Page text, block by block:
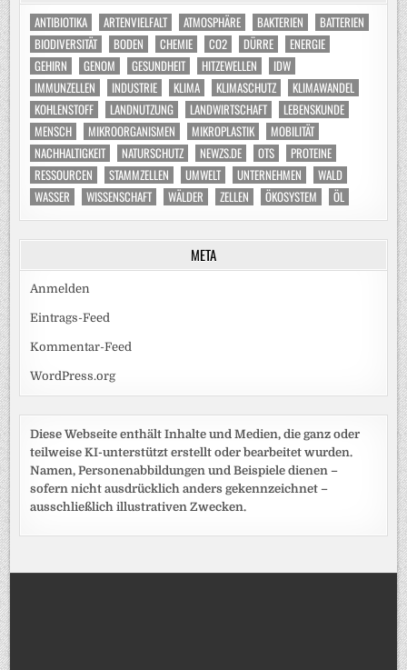
ANTIBIOTIKA ARTENVIELFALT ATMOSPHÄRE BAKTERIEN
BATTERIEN
BIODIVERSITÄT
BODEN CHEMIE CO2 DÜRRE
ENERGIE
GEHIRN
GENOM GESUNDHEIT HITZEWELLEN
IDW
IMMUNZELLEN
INDUSTRIE KLIMA KLIMASCHUTZ
KLIMAWANDEL
KOHLENSTOFF
LANDNUTZUNG LANDWIRTSCHAFT
LEBENSKUNDE
MENSCH
MIKROORGANISMEN MIKROPLASTIK
MOBILITÄT
NACHHALTIGKEIT
NATURSCHUTZ NEWZS.DE OTS
PROTEINE
RESSOURCEN
STAMMZELLEN UMWELT UNTERNEHMEN
WALD
WASSER
WISSENSCHAFT WÄLDER ZELLEN ÖKOSYSTEM ÖL
META
Anmelden
Eintrags-Feed
Kommentar-Feed
WordPress.org
Diese Webseite enthält Inhalte und Medien, die ganz oder
teilweise KI-unterstützt erstellt oder bearbeitet wurden.
Namen, Personenabbildungen und Beispiele dienen –
sofern nicht ausdrücklich anders gekennzeichnet –
ausschließlich illustrativen Zwecken.